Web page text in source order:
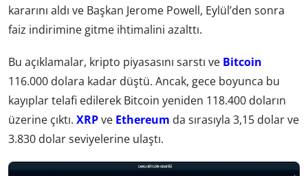
kararını aldı ve Başkan Jerome Powell, Eylül’den sonra
faiz indirimine gitme ihtimalini azalttı.
Bu açıklamalar, kripto piyasasını sarstı ve Bitcoin
116.000 dolara kadar düştü. Ancak, gece boyunca bu
kayıplar telafi edilerek Bitcoin yeniden 118.400 doların
üzerine çıktı. XRPve Ethereum da sırasıyla 3,15 dolar ve
3.830 dolar seviyelerine ulaştı.